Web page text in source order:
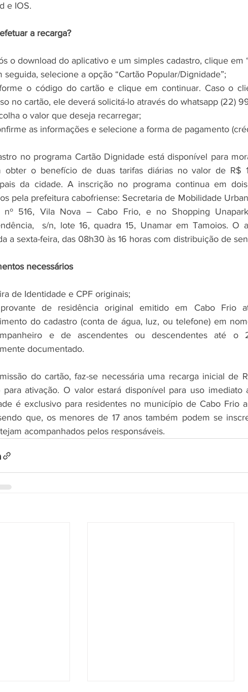
e IOS.
a recarga?
o download do aplicativo e um simples cadastro, clique em
seguida, selecione a opção “Cartão Popular/Dignidade”;
o código do cartão e clique em continuar. Caso o
no cartão, ele deverá solicitá-lo através do whatsapp (22)
o valor que deseja recarregar;
as informações e selecione a forma de pagamento
no programa Cartão Dignidade está disponível para
obter o benefício de duas tarifas diárias no valor de R$
da cidade. A inscrição no programa continua em
pela prefeitura cabofriense: Secretaria de Mobilidade
nº 516, Vila Nova – Cabo Frio, e no Shopping
s/n, lote 16, quadra 15, Unamar em Tamoios. O
a sexta-feira, das 08h30 às 16 horas com distribuição de
necessários
de Identidade e CPF originais;
de residência original emitido em Cabo Frio
do cadastro (conta de água, luz, ou telefone) em
e de ascendentes ou descendentes até o
documentado.
do cartão, faz-se necessária uma recarga inicial de
para ativação. O valor estará disponível para uso imediato
é exclusivo para residentes no município de Cabo Frio
que, os menores de 17 anos também podem se
acompanhados pelos responsáveis.